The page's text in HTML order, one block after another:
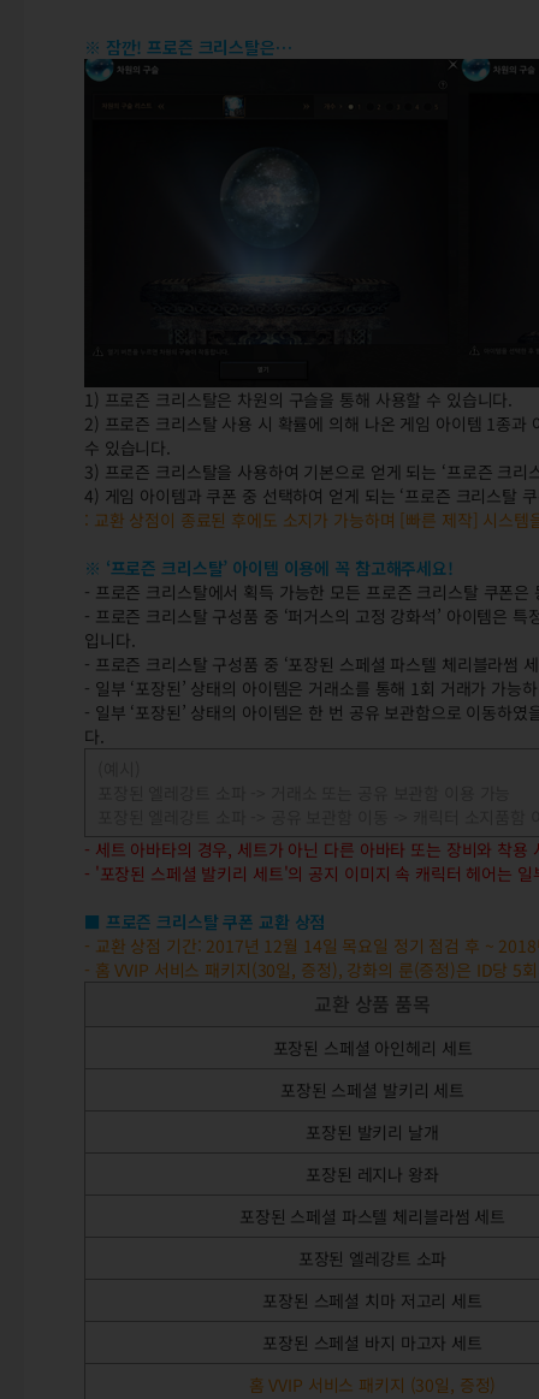
※ 잠깐! 프로즌 크리스탈은…
1) 프로즌 크리스탈은 차원의 구슬을 통해 사용할 수 있습니다.
2) 프로즌 크리스탈 사용 시 확률에 의해 나온 게임 아이템 1종
수 있습니다.
3) 프로즌 크리스탈을 사용하여 기본으로 얻게 되는 ‘프로즌 크리
4) 게임 아이템과 쿠폰 중 선택하여 얻게 되는 ‘프로즌 크리스탈
: 교환 상점이 종료된 후에도 소지가 가능하며 [빠른 제작] 시스
※ ‘프로즌 크리스탈’ 아이템 이용에 꼭 참고해주세요!
- 프로즌 크리스탈에서 획득 가능한 모든 프로즌 크리스탈 쿠폰
- 프로즌 크리스탈 구성품 중 ‘퍼거스의 고정 강화석’ 아이템은
입니다.
- 프로즌 크리스탈 구성품 중 ‘포장된 스페셜 파스텔 체리블라썸
- 일부 ‘포장된’ 상태의 아이템은 거래소를 통해 1회 거래가 가
- 일부 ‘포장된’ 상태의 아이템은 한 번 공유 보관함으로 이동하
다.
- 세트 아바타의 경우, 세트가 아닌 다른 아바타 또는 장비와 착
- '포장된 스페셜 발키리 세트'의 공지 이미지 속 캐릭터 헤어는
■ 프로즌 크리스탈 쿠폰 교환 상점
- 교환 상점 기간: 2017년 12월 14일 목요일 정기 점검 후 ~
- 홈 VVIP 서비스 패키지(30일, 증정), 강화의 룬(증정)은 ID당 5
교환 상품 품목
포장된 스페셜 아인헤리 세트
포장된 스페셜 발키리 세트
포장된 발키리 날개
포장된 레지나 왕좌
포장된 스페셜 파스텔 체리블라썸 세트
포장된 엘레강트 소파
포장된 스페셜 치마 저고리 세트
포장된 스페셜 바지 마고자 세트
홈 VVIP 서비스 패키지 (30일, 증정)